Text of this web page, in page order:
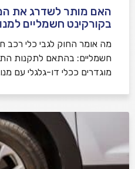
האם מותר לשדרג את
בקורקינט חשמליים
מה אומר החוק לגבי כלי רכב
חשמליים: בהתאם לתקנות
מוגדרים ככלי דו-גלגלי עם